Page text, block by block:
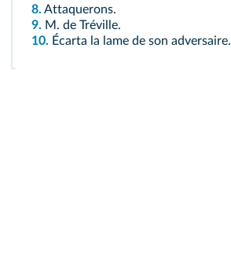
8. Attaquerons.
9. M. de Tréville.
10. Écarta la lame de son adversaire.